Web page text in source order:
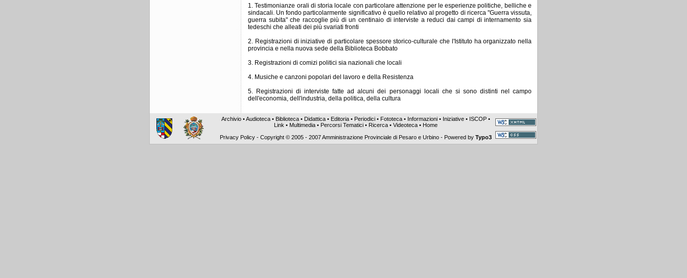
1. Testimonianze orali di storia locale con particolare attenzione per le esperienze politiche, belliche e
sindacali. Un fondo particolarmente significativo è quello relativo al progetto di ricerca "Guerra vissuta,
guerra subita" che raccoglie più di un centinaio di interviste a reduci dai campi di internamento sia
tedeschi che alleati dei più svariati fronti
2. Registrazioni di iniziative di particolare spessore storico-culturale che l'Istituto ha organizzato nella
provincia e nella nuova sede della Biblioteca Bobbato
3. Registrazioni di comizi politici sia nazionali che locali
4. Musiche e canzoni popolari del lavoro e della Resistenza
5. Registrazioni di interviste fatte ad alcuni dei personaggi locali che si sono distinti nel campo
dell'economia, dell'industria, della politica, della cultura
Archivio •Audioteca • Biblioteca • Didattica • Editoria • Periodici • Fototeca • Informazioni • Iniziative • ISCOP •
Link • Multimedia • Percorsi Tematici • Ricerca •Videoteca • Home
Privacy Policy -Copyright © 2005 - 2007 Amministrazione Provinciale di Pesaro e Urbino - Powered byTypo3